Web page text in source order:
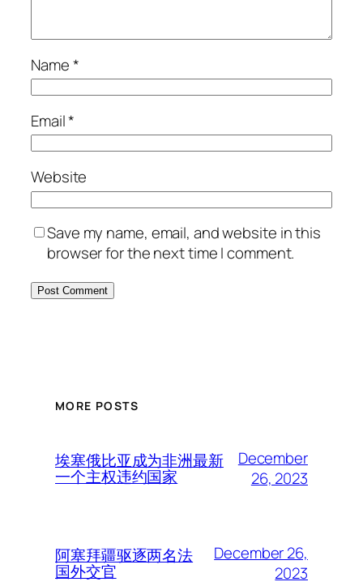
Name*
Email*
Website
Save my name, email, and website in this
browser for the next time I comment.
MORE POSTS
埃塞俄比亚成为非洲最新
一个主权违约国家
December
26, 2023
阿塞拜疆驱逐两名法
国外交官
December 26,
2023